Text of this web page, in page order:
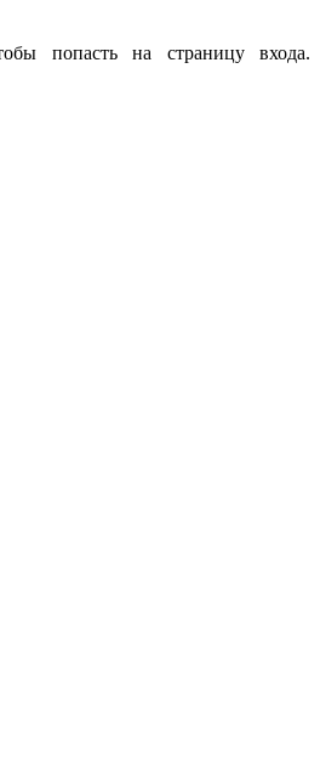
попасть на страницу входа.